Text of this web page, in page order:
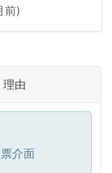
前)
理由
介面